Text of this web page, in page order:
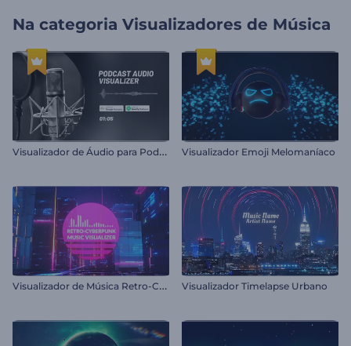
Na categoria Visualizadores de Música
V
isualizador de Áudio para Podcast Visualizador Emoji Melomaníaco
V
isualizador de Música Retro-Cyberpunk Visualizador Timelapse Urbano